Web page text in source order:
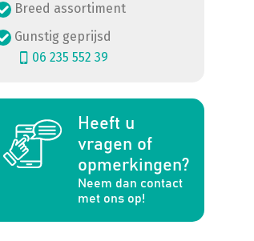
Breed assortiment
Gunstig geprijsd
06 235 552 39
Heeft u
vragen of
opmerkingen?
Neem dan contact
met ons op!